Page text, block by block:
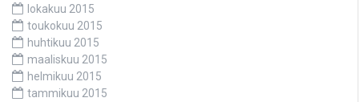
lokakuu 2015
toukokuu 2015
huhtikuu 2015
maaliskuu 2015
helmikuu 2015
tammikuu 2015